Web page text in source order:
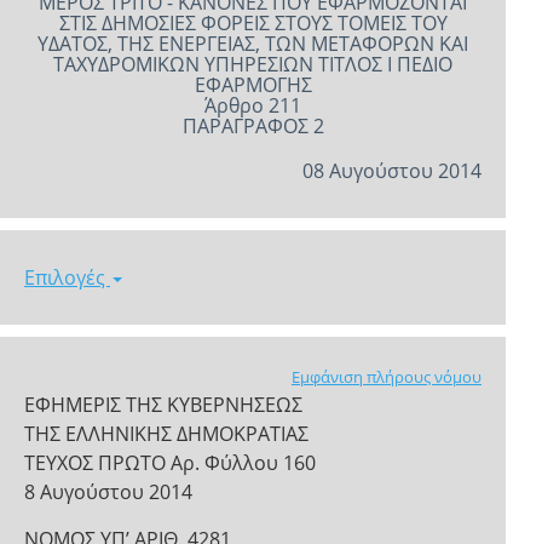
ΣΤΙΣ ΔΗΜΟΣΙΕΣ ΦΟΡΕΙΣ ΣΤΟΥΣ ΤΟΜΕΙΣ ΤΟΥ
ΥΔΑΤΟΣ, ΤΗΣ ΕΝΕΡΓΕΙΑΣ, ΤΩΝ ΜΕΤΑΦΟΡΩΝ ΚΑΙ
ΤΑΧΥΔΡΟΜΙΚΩΝ ΥΠΗΡΕΣΙΩΝ ΤΙΤΛΟΣ Ι ΠΕΔΙΟ
ΕΦΑΡΜΟΓΗΣ
Άρθρο 211
ΠΑΡΑΓΡΑΦΟΣ 2
08 Αυγούστου 2014
Επιλογές
Εμφάνιση πλήρους νόμου
ΕΦΗΜΕΡΙΣ ΤΗΣ ΚΥΒΕΡΝΗΣΕΩΣ
ΤΗΣ ΕΛΛΗΝΙΚΗΣ ΔΗΜΟΚΡΑΤΙΑΣ
ΤΕΥΧΟΣ ΠΡΩΤΟ Αρ. Φύλλου 160
8 Αυγούστου 2014